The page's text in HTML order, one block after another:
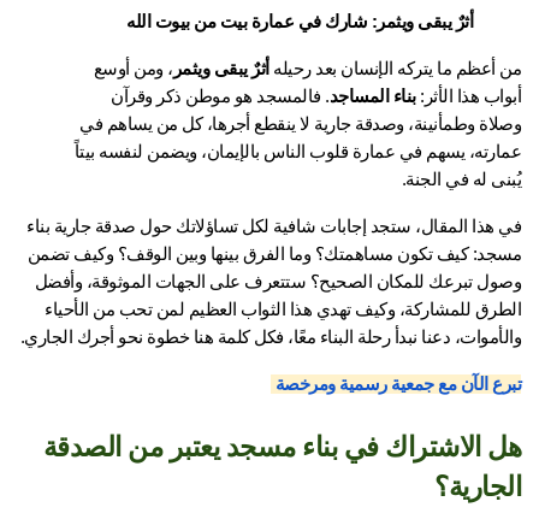
أثرٌ يبقى ويثمر: شارك في عمارة بيت من بيوت الله
أعظم ما يتركه الإنسان بعد رحيله أثرٌ يبقى ويثمر
، ومن أوسع
هذا الأثر: بناء المساجد
. فالمسجد هو موطن ذكر وقرآن
وصلاة وطمأنينة، وصدقة جارية لا ينقطع أجرها، كل من يساهم في
عمارته، يسهم في عمارة قلوب الناس بالإيمان، ويضمن لنفسه بيتاً
له في الجنة.
في هذا المقال، ستجد إجابات شافية لكل تساؤلاتك حول صدقة جارية بناء
مسجد: كيف تكون مساهمتك؟ وما الفرق بينها وبين الوقف؟ وكيف تضمن
وصول تبرعك للمكان الصحيح؟ ستتعرف على الجهات الموثوقة، وأفضل
الطرق للمشاركة، وكيف تهدي هذا الثواب العظيم لمن تحب من الأحياء
دعنا نبدأ رحلة البناء معًا، فكل كلمة هنا خطوة نحو أجرك الجاري.
الآن مع جمعية رسمية ومرخصة
هل الاشتراك في بناء مسجد يعتبر من الصدقة